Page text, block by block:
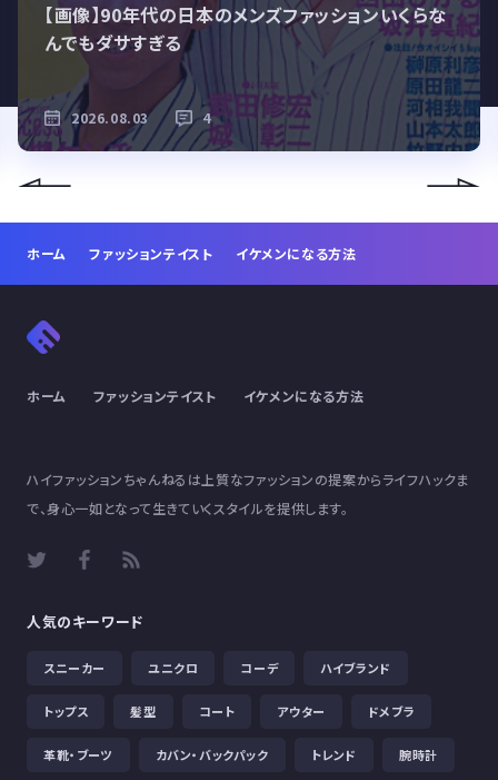
【画像】90年代の日本のメンズファッションいくらな
んでもダサすぎる
2026.08.03 4
ホーム ファッションテイスト イケメンになる方法
ホーム ファッションテイスト イケメンになる方法
ハイファッションちゃんねるは上質なファッションの提案からライフハックま
で、身心一如となって生きていくスタイルを提供します。
人気のキーワード
スニーカー ユニクロ コーデ ハイブランド
トップス 髪型 コート アウター ドメブラ
革靴・ブーツ カバン・バックパック トレンド 腕時計